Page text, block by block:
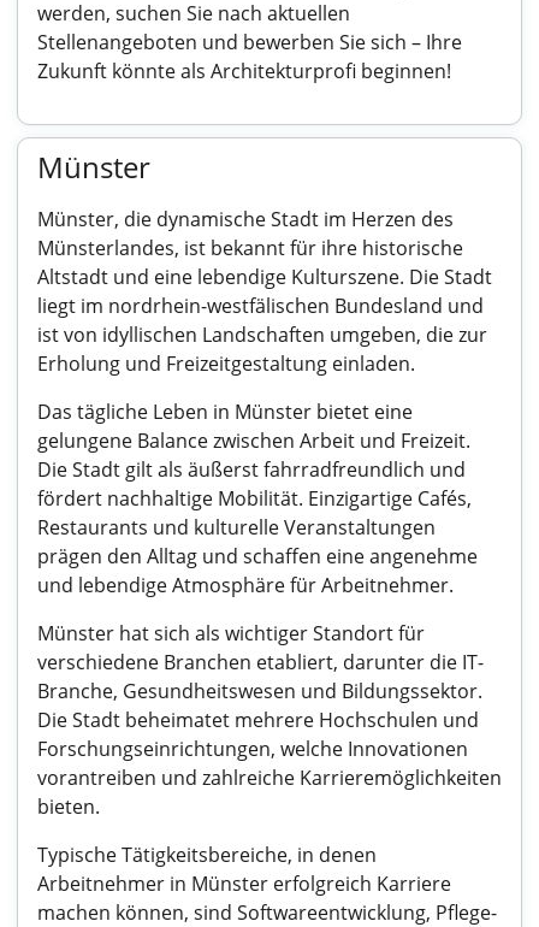
werden, suchen Sie nach aktuellen
Stellenangeboten und bewerben Sie sich – Ihre
Zukunft könnte als Architekturprofi beginnen!
Münster
Münster, die dynamische Stadt im Herzen des
Münsterlandes, ist bekannt für ihre historische
Altstadt und eine lebendige Kulturszene. Die Stadt
liegt im nordrhein-westfälischen Bundesland und
ist von idyllischen Landschaften umgeben, die zur
Erholung und Freizeitgestaltung einladen.
Das tägliche Leben in Münster bietet eine
gelungene Balance zwischen Arbeit und Freizeit.
Die Stadt gilt als äußerst fahrradfreundlich und
fördert nachhaltige Mobilität. Einzigartige Cafés,
Restaurants und kulturelle Veranstaltungen
prägen den Alltag und schaffen eine angenehme
und lebendige Atmosphäre für Arbeitnehmer.
Münster hat sich als wichtiger Standort für
verschiedene Branchen etabliert, darunter die IT-
Branche, Gesundheitswesen und Bildungssektor.
Die Stadt beheimatet mehrere Hochschulen und
Forschungseinrichtungen, welche Innovationen
vorantreiben und zahlreiche Karrieremöglichkeiten
bieten.
Typische Tätigkeitsbereiche, in denen
Arbeitnehmer in Münster erfolgreich Karriere
machen können, sind Softwareentwicklung, Pflege-